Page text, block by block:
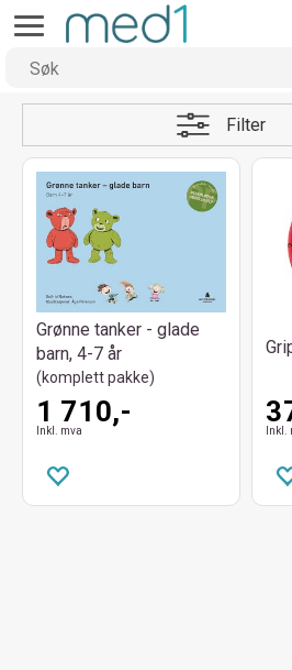
Filter
Grønne tanker - glade
barn, 4-7 år
(komplett pakke)
1 710,-
Inkl. mva Inkl.